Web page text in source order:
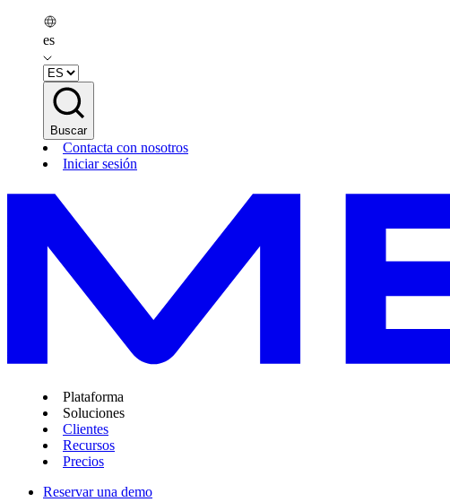
es
Buscar
Contacta con nosotros
Iniciar sesión
Plataforma
Soluciones
Clientes
Recursos
Precios
Reservar una demo